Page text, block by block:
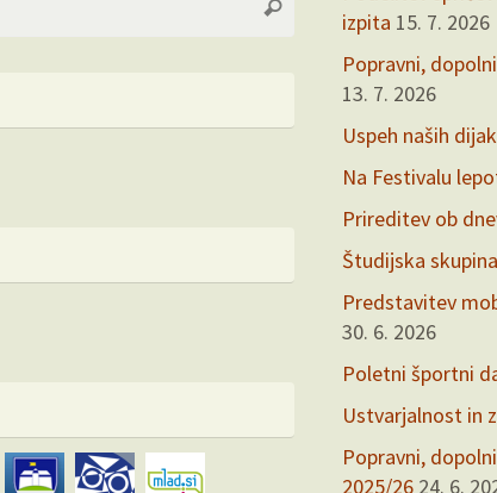
Search
izpita 15. 7. 2026
Popravni,
13. 7. 2026
Uspeh naših
Na Festivalu
Prireditev ob
Študijska
Predstavitev
30. 6. 2026
Poletni športni
Ustvarjalnost in
Popravni,
2025/26 24. 6.